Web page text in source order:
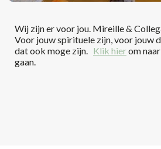
Wij zijn er voor jou. Mireille &
Voor jouw spirituele zijn, voor jouw
dat ook moge zijn. Klik hierom
gaan.